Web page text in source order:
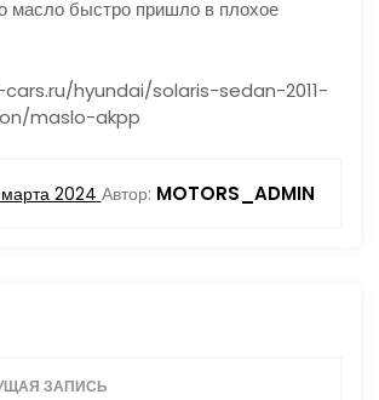
масло быстро пришло в плохое
hyundai/solaris-sedan-2011-
maslo-akpp
2024 Автор: MOTORS_ADMIN
ЗАПИСЬ